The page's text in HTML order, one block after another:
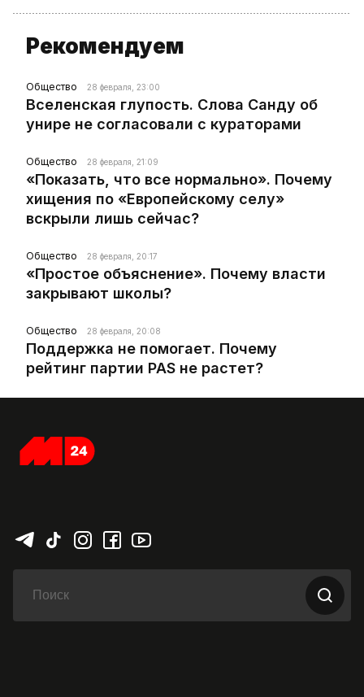
Рекомендуем
Общество 28 февраля, 23:00
Вселенская глупость. Слова Санду об
унире не согласовали с кураторами
Общество 28 февраля, 21:09
«Показать, что все нормально». Почему
хищения по «Европейскому селу»
вскрыли лишь сейчас?
Общество 28 февраля, 20:17
«Простое объяснение». Почему власти
закрывают школы?
Общество 28 февраля, 20:08
Поддержка не помогает. Почему
рейтинг партии PAS не растет?